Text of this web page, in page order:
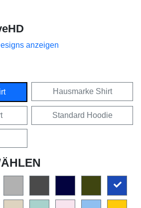
anzeigen
Hausmarke Shirt
Standard Hoodie